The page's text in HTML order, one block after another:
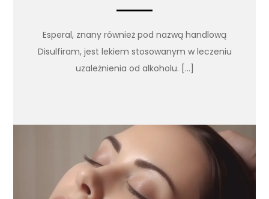
Esperal, znany również pod nazwą handlową
Disulfiram, jest lekiem stosowanym w leczeniu
uzależnienia od alkoholu. […]